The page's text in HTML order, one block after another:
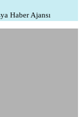
Haber Ajansı